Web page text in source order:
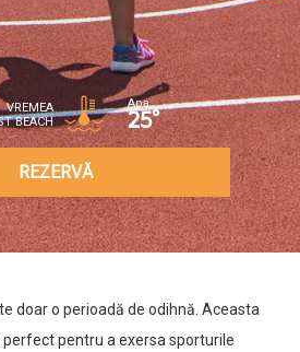
VREMEA
BEACH
Apa
25°
REZERVĂ
doar o perioadă de odihnă. Aceasta
pentru a exersa sporturile